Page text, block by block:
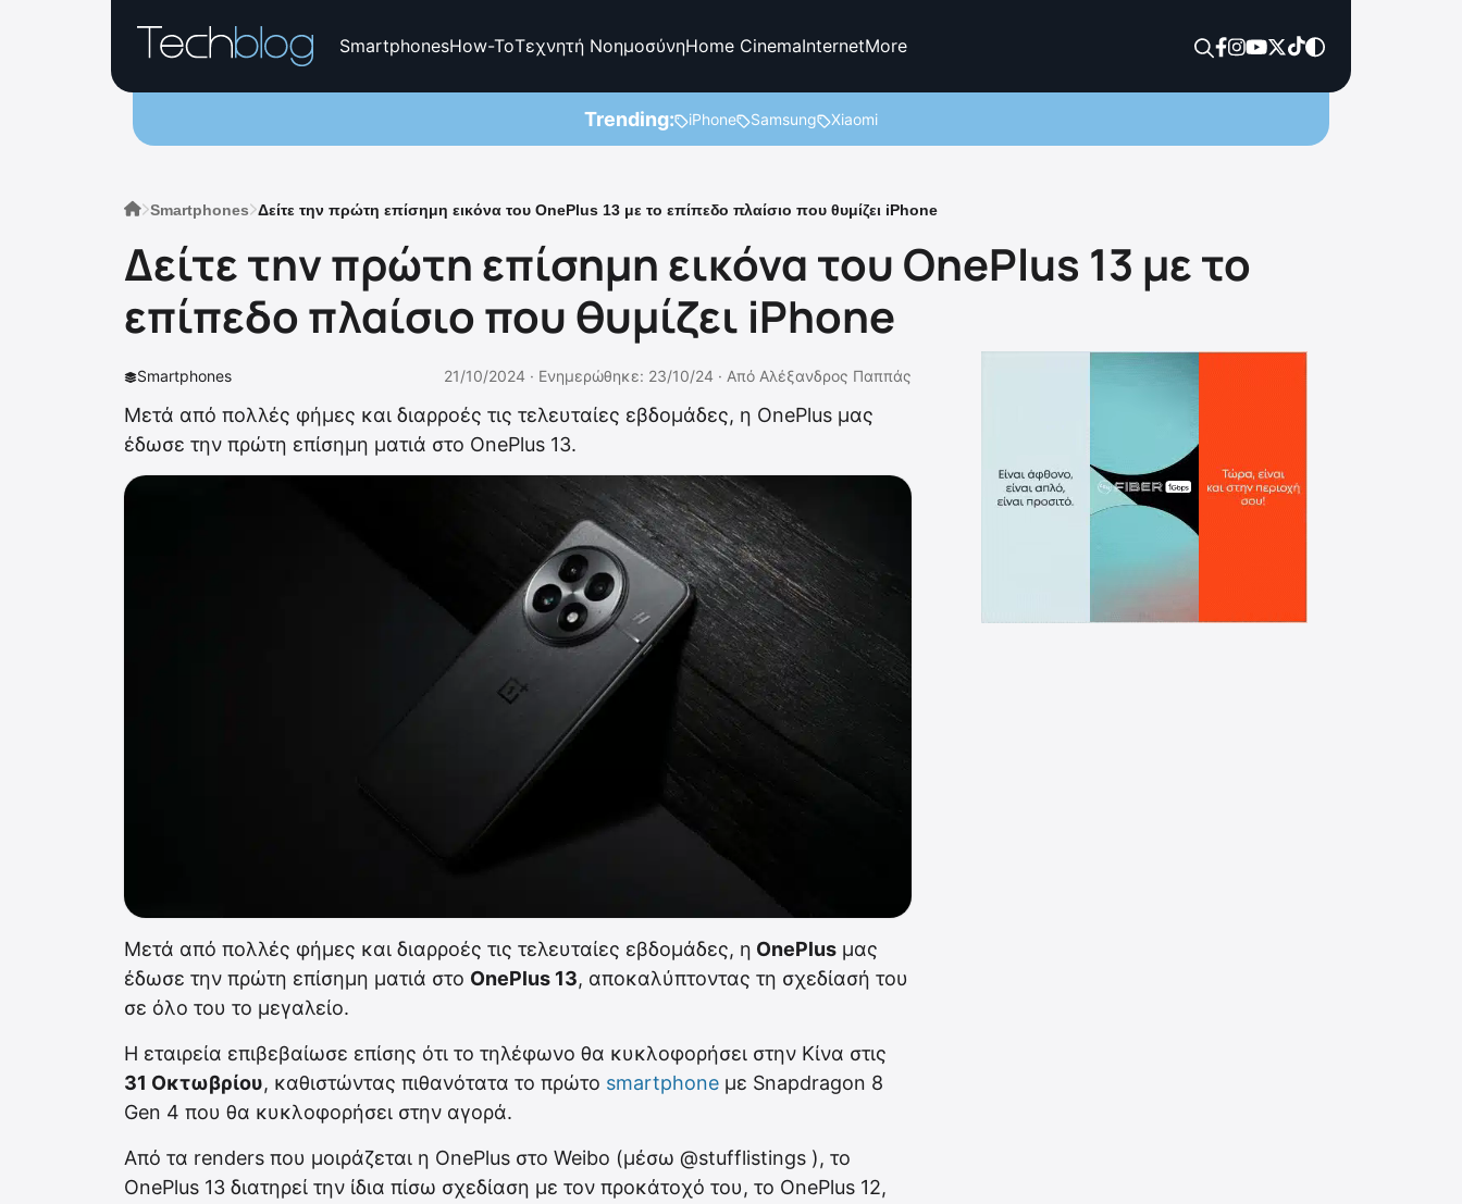
SmartphonesHow-ToΤεχνητή ΝοημοσύνηHome CinemaInternetMore
Trending: iPhone Samsung Xiaomi
Smartphones Δείτε την πρώτη επίσημη εικόνα του OnePlus 13 με το επίπεδο πλαίσιο που θυμίζει iPhone
Δείτε την πρώτη επίσημη εικόνα του OnePlus 13 με το
επίπεδο πλαίσιο που θυμίζει iPhone
Smartphones 21/10/2024 · Ενημερώθηκε: 23/10/24 · Από Αλέξανδρος Παππάς
Μετά από πολλές φήμες και διαρροές τις τελευταίες εβδομάδες, η OnePlus μας
έδωσε την πρώτη επίσημη ματιά στο OnePlus 13.
Μετά από πολλές φήμες και διαρροές τις τελευταίες εβδομάδες, η OnePlus μας
έδωσε την πρώτη επίσημη ματιά στο OnePlus 13, αποκαλύπτοντας τη σχεδίασή του
σε όλο του το μεγαλείο.
Η εταιρεία επιβεβαίωσε επίσης ότι το τηλέφωνο θα κυκλοφορήσει στην Κίνα στις
31 Οκτωβρίου, καθιστώντας πιθανότατα το πρώτο smartphone με Snapdragon 8
Gen 4 που θα κυκλοφορήσει στην αγορά.
Από τα renders που μοιράζεται η OnePlus στο Weibo (μέσω @stufflistings ), το
OnePlus 13 διατηρεί την ίδια πίσω σχεδίαση με τον προκάτοχό του, το OnePlus 12,